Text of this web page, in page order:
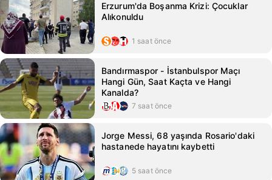
Erzurum'da Boşanma Krizi: Çocuklar
Alıkonuldu
1 saat önce
Bandırmaspor - İstanbulspor Maçı
Hangi Gün, Saat Kaçta ve Hangi
Kanalda?
7 saat önce
Jorge Messi, 68 yaşında Rosario'daki
hastanede hayatını kaybetti
5 saat önce